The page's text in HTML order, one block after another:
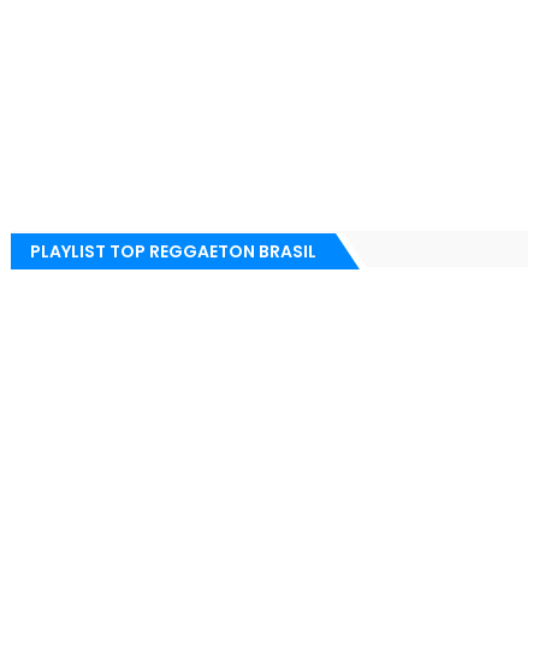
PLAYLIST TOP REGGAETON BRASIL